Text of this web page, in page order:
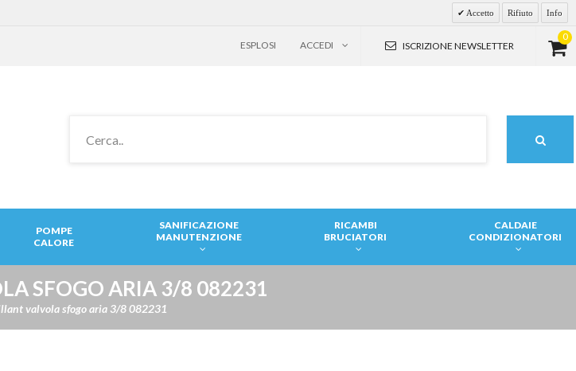
Accetto Rifiuto Info
0
ISCRIZIONE NEWSLETTER
ACCEDI
ESPLOSI
POMPE
CALORE
SANIFICAZIONE
MANUTENZIONE
RICAMBI
BRUCIATORI
CALDAIE
CONDIZIONATORI
SFOGO ARIA 3/8 082231
valvola sfogo aria 3/8 082231